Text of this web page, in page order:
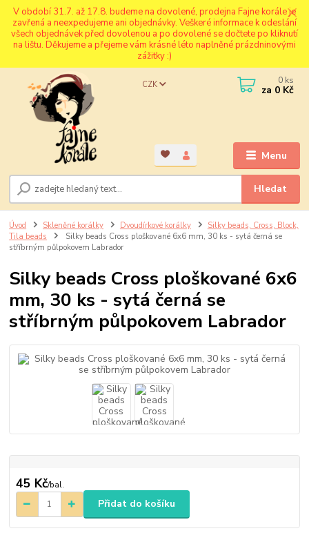
V období 31.7. až 17.8. budeme na dovolené, prodejna Fajne korále je
zavřená a neexpedujeme ani objednávky. Veškeré informace k odeslání
všech objednávek před dovolenou a po dovolené se dočtete po kliknutí
na lištu. Děkujeme a přejeme vám krásné léto naplněné prázdninovými
zážitky :)
Menu
CZK
Hledat
0 ks
za 0 Kč
Úvod Skleněné korálky Dvoudírkové korálky
Silky beads, Cross, Block,
Tila beads
Silky beads Cross ploškované 6x6 mm, 30 ks - sytá černá se
stříbrným půlpokovem Labrador
Silky beads Cross ploškované 6x6
mm, 30 ks - sytá černá se
stříbrným půlpokovem Labrador
45 Kč/bal.
Přidat do košíku